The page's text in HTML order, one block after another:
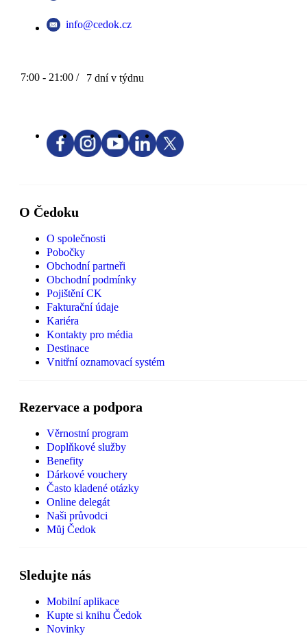
info@cedok.cz
7:00 - 21:00 / 7 dní v týdnu
O Čedoku
O společnosti
Pobočky
Obchodní partneři
Obchodní podmínky
Pojištění CK
Fakturační údaje
Kariéra
Kontakty pro média
Destinace
Vnitřní oznamovací systém
Rezervace a podpora
Věrnostní program
Doplňkové služby
Benefity
Dárkové vouchery
Často kladené otázky
Online delegát
Naši průvodci
Můj Čedok
Sledujte nás
Mobilní aplikace
Kupte si knihu Čedok
Novinky